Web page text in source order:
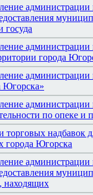
госуда
города
Югорска»
по опеке и
торговых
города Югорска
находящих